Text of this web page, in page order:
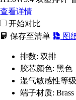
查看详情
开始对比
保存至清单
图
排数: 双排
胶芯颜色: 黑色
湿气敏感性等
端子材质: Brass